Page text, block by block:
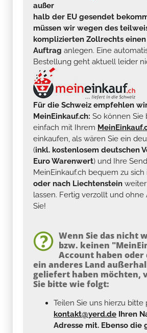
außer
halb der EU gesendet
müssen wir wegen des
komplizierten Zollrechts
Auftrag anlegen. Eine
Bestellung geht aktuell leider
Für die Schweiz empfehlen
MeinEinkauf.ch: So können Sie
einfach mit Ihrem
einkaufen, als wären Sie ein
(inkl. kostenlosem deutschen
Euro Warenwert) und Ihre
MeinEinkauf.ch bequem zu sich
oder nach Liechtenstein
lassen. Fertig verzollt und
Sie!
Wenn Sie das nicht
bzw. keinen
Account haben oder
ein anderes Land
geliefert haben möchten,
Sie bitte wie folgt:
Teilen Sie uns hierzu bitte
kontakt@yerd.de Ihren
Adresse mit. Ebenso die